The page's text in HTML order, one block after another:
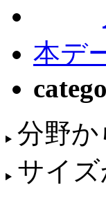
本デ
分野か
サイ